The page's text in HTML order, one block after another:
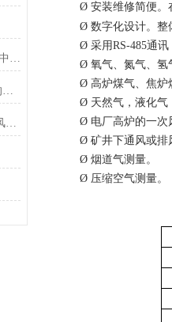
分体皮托管风速仪在HVAC系统优化中的作用
分体皮托管风速仪：精准测量风速的可靠利器
欧盟CE认证风速仪、风速变送器、风速传感器的用处
Ø 安装维修简便。
Ø 数字化设计。整
Ø 采用RS-485通讯
Ø 氧气、氮气、氢
Ø 高炉煤气、焦炉
Ø 天然气，液化
Ø 电厂高炉的一
Ø 矿井下通风或排
Ø 烟道气测量。
Ø 压缩空气测量。